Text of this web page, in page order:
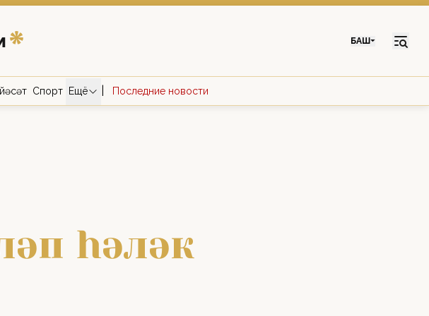
БАШ
Спорт Ещё Последние новости
һәләк